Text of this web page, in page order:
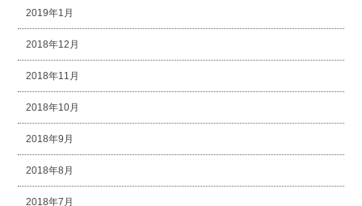
2019年1月
2018年12月
2018年11月
2018年10月
2018年9月
2018年8月
2018年7月